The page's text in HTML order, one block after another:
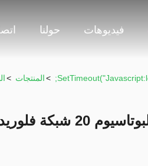
فيديوهات حولنا
>المنتجات >
عوامل تدفق فلور ألومينات البوتاسيوم 20 شبكة